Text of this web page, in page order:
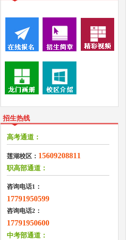
招生热线
高考通道：
莲湖校区： 15609208811
职高部通道：
咨询电话1：
17791950599
咨询电话2：
17791950600
中考部通道：